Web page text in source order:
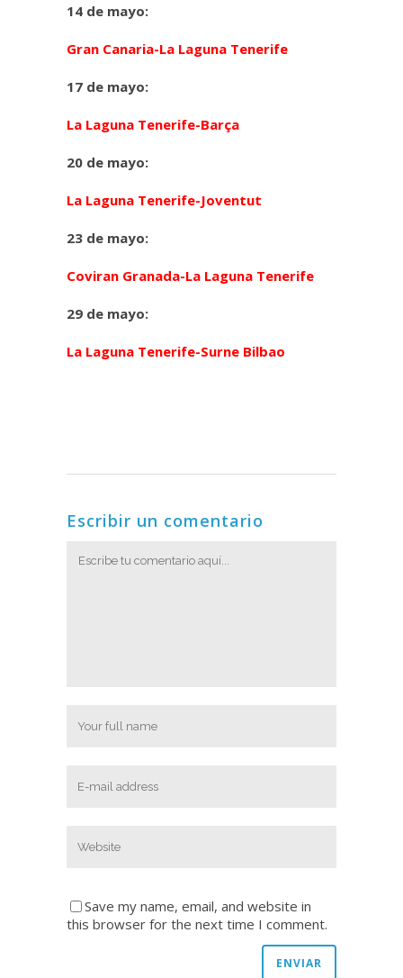
14 de mayo:
Gran Canaria-La Laguna Tenerife
17 de mayo:
La Laguna Tenerife-Barça
20 de mayo:
La Laguna Tenerife-Joventut
23 de mayo:
Coviran Granada-La Laguna Tenerife
29 de mayo:
La Laguna Tenerife-Surne Bilbao
Escribir un comentario
Save my name, email, and website in
this browser for the next time I comment.